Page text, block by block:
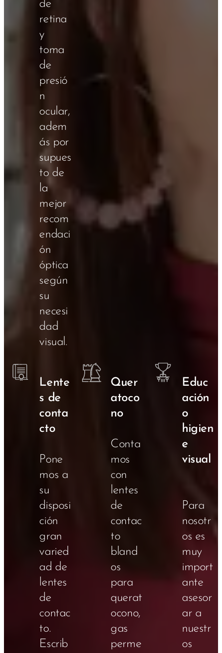
de
retina
y
toma
de
presió
n
ocular,
adem
ás por
supues
to de
la
mejor
recom
endaci
ón
óptica
según
su
necesi
dad
visual.
Lente
s de
conta
cto
Pone
mos a
su
disposi
ción
gran
varied
ad de
lentes
de
contac
to.
Escrib
Quer
atoco
no
Conta
mos
con
lentes
de
contac
to
bland
os
para
querat
ocono,
gas
perme
Educ
ación
o
higien
e
visual
Para
nosotr
os es
muy
import
ante
asesor
ar a
nuestr
os